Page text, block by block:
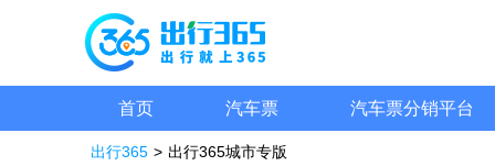
首页 汽车票 汽车票分销平台
出行365 > 出行365城市专版